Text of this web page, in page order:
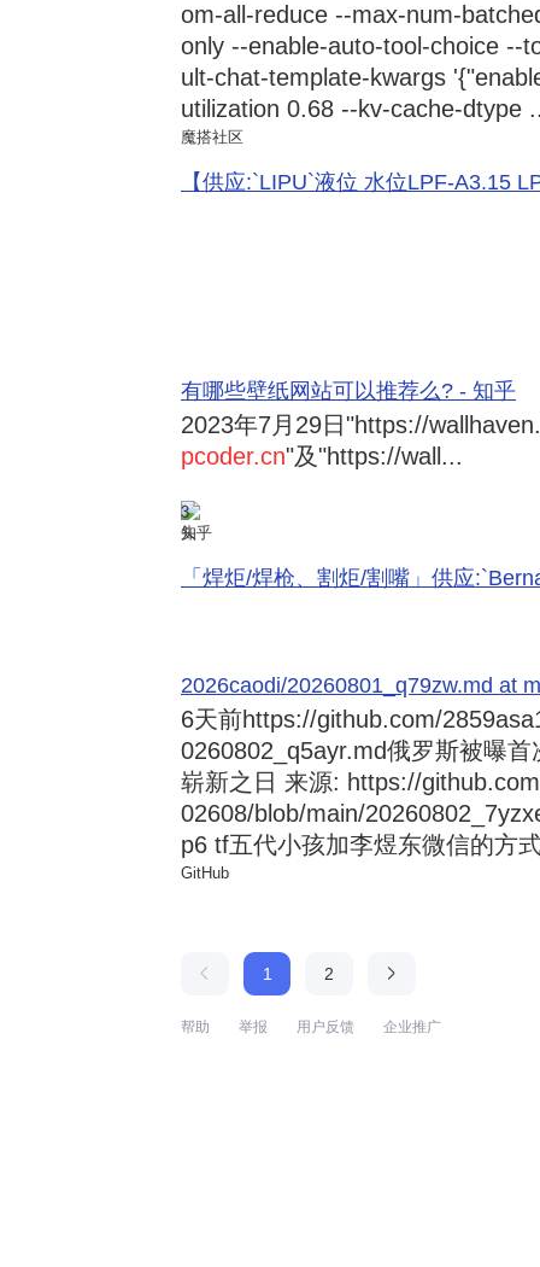
om-all-reduce --max-num-
only --enable-auto-tool-choice --
ult-chat-template-kwargs
utilization 0.68 --kv-cache-dtype
魔搭社区
【供应:`LIPU`液位 水位LPF-A3.15
有哪些壁纸网站可以推荐么? - 知乎
2023年7月29日 "https://
pcoder.cn"及"https://wall...
3
知乎
「焊炬/焊枪、割炬/割嘴」供应
2026caodi/20260801_q79zw.md at
6天前https://github.com/
0260802_q5ayr.md俄罗斯被曝
崭新之日 来源: https://
02608/blob/main/
p6 tf五代小孩加李煜东微信的方
GitHub
1 2
帮助 举报 用户反馈 企业推广